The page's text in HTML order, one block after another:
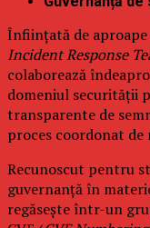
Înființată de aproape
Incident Response
colaborează
domeniul securității
transparente de
proces coordonat de
Recunoscut pentru
guvernanță în
regăsește într-un